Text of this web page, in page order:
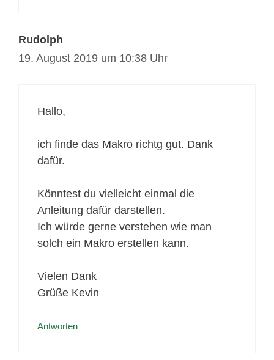
Rudolph
19. August 2019 um 10:38 Uhr
Hallo,
ich finde das Makro richtg gut. Dank
dafür.
Könntest du vielleicht einmal die
Anleitung dafür darstellen.
Ich würde gerne verstehen wie man
solch ein Makro erstellen kann.
Vielen Dank
Grüße Kevin
Antworten